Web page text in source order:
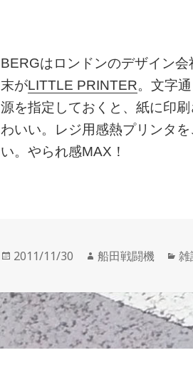
BERGはロンドンのデザイン
末がLITTLE PRINTER。文字
源を指定しておくと、紙に印
わいい。レジ用感熱プリンタ
い。やられ感MAX！
投
日:
2011/11/30
作
者
船田戦闘機
カ
ゴ
リ
ー
雑